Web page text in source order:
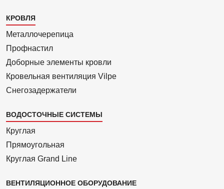
Каталог
1
КРОВЛЯ
Металлочерепица
Профнастил
Доборные элементы кровли
Кровельная вентиляция Vilpe
Снегозадержатели
ВОДОСТОЧНЫЕ СИСТЕМЫ
Круглая
Прямоуголь­ная
Круглая Grand Line
ВЕНТИЛЯЦИОННОЕ ОБОРУДОВАНИЕ